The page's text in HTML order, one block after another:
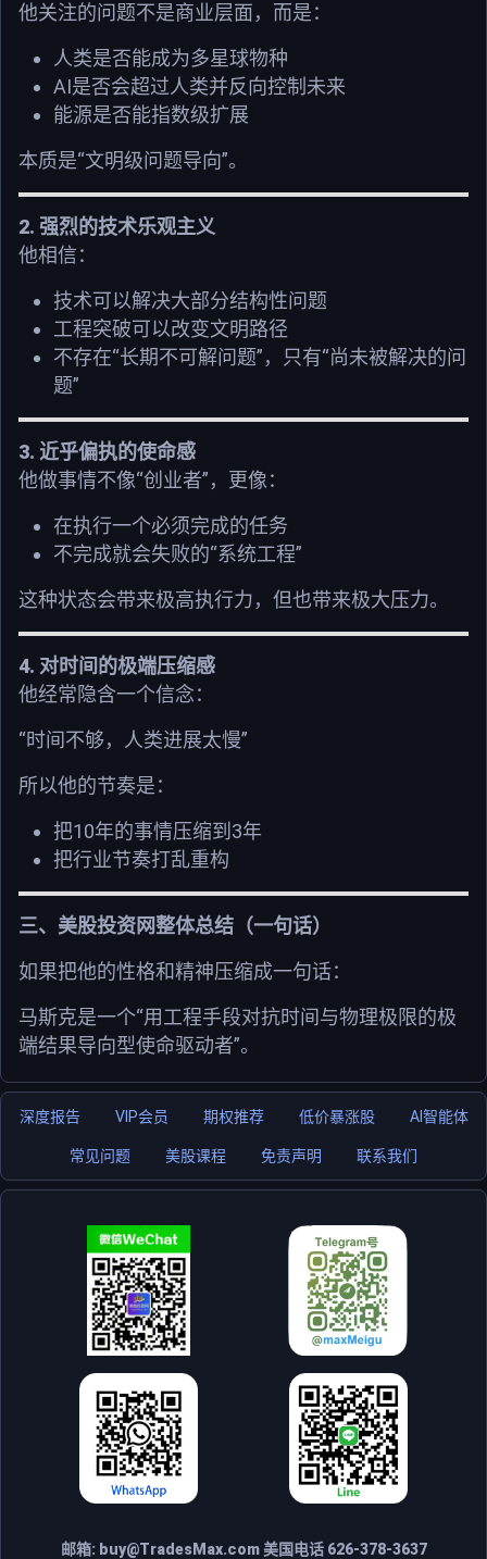
他关注的问题不是商业层面，而是：
人类是否能成为多星球物种
AI是否会超过人类并反向控制未来
能源是否能指数级扩展
本质是“文明级问题导向”。
2. 强烈的技术乐观主义
他相信：
技术可以解决大部分结构性问题
工程突破可以改变文明路径
不存在“长期不可解问题” ，只有“尚未被解决的问
题”
3. 近乎偏执的使命感
他做事情不像“创业者” ，更像：
在执行一个必须完成的任务
不完成就会失败的“系统工程”
这种状态会带来极高执行力，但也带来极大压力。
4. 对时间的极端压缩感
他经常隐含一个信念：
“时间不够，人类进展太慢”
所以他的节奏是：
把10年的事情压缩到 3年
把行业节奏打乱重构
三、美股投资网整体总结（一句话）
如果把他的性格和精神压缩成一句话：
马斯克是一个“用工程手段对抗时间与物理极限的极
端结果导向型使命驱动者”。
深度报告 VIP会员 期权推荐 低价暴涨股 AI智能体
常见问题 美股课程 免责声明 联系我们
邮箱: buy@TradesMax.com美国电话 626-378-3637